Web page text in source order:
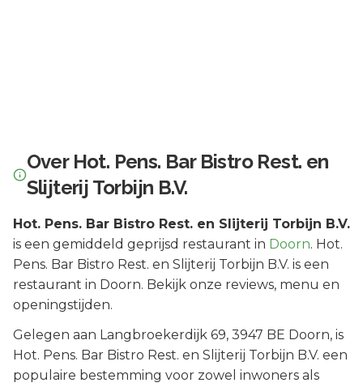
Over Hot. Pens. Bar Bistro Rest. en
Slijterij Torbijn B.V.
Hot. Pens. Bar Bistro Rest. en Slijterij Torbijn B.V.
is een gemiddeld geprijsd restaurant in Doorn. Hot.
Pens. Bar Bistro Rest. en Slijterij Torbijn B.V. is een
restaurant in Doorn. Bekijk onze reviews, menu en
openingstijden.
Gelegen aan Langbroekerdijk 69, 3947 BE Doorn, is
Hot. Pens. Bar Bistro Rest. en Slijterij Torbijn B.V. een
populaire bestemming voor zowel inwoners als